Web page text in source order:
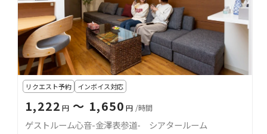
リクエスト予約 インボイス対応
1,222 円〜 1,650 円 /時間
ゲストルーム心音-金澤表参道- シアタールーム